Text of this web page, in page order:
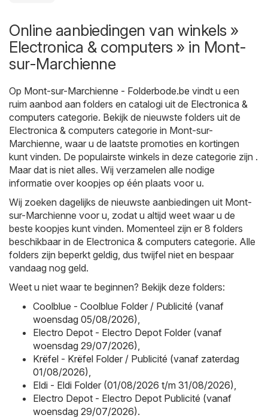
Online aanbiedingen van winkels »
Electronica & computers » in Mont-
sur-Marchienne
Op Mont-sur-Marchienne - Folderbode.be vindt u een
ruim aanbod aan folders en catalogi uit de Electronica &
computers categorie. Bekijk de nieuwste folders uit de
Electronica & computers categorie in Mont-sur-
Marchienne, waar u de laatste promoties en kortingen
kunt vinden. De populairste winkels in deze categorie zijn .
Maar dat is niet alles. Wij verzamelen alle nodige
informatie over koopjes op één plaats voor u.
Wij zoeken dagelijks de nieuwste aanbiedingen uit Mont-
sur-Marchienne voor u, zodat u altijd weet waar u de
beste koopjes kunt vinden. Momenteel zijn er 8 folders
beschikbaar in de Electronica & computers categorie. Alle
folders zijn beperkt geldig, dus twijfel niet en bespaar
vandaag nog geld.
Weet u niet waar te beginnen? Bekijk deze folders:
Coolblue - Coolblue Folder / Publicité (vanaf
woensdag 05/08/2026)
Electro Depot - Electro Depot Folder (vanaf
woensdag 29/07/2026)
Krëfel - Krëfel Folder / Publicité (vanaf zaterdag
01/08/2026)
Eldi - Eldi Folder (01/08/2026 t/m 31/08/2026)
Electro Depot - Electro Depot Publicité (vanaf
woensdag 29/07/2026).